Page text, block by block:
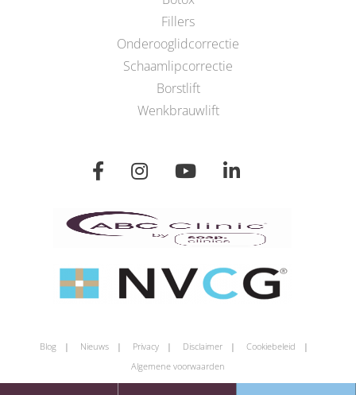
Fillers
Onderooglidcorrectie
Schaamlipcorrectie
Borstlift
Wenkbrauwlift
Blog Nieuws Privacy Disclaimer
Cookiebeleid
Algemene voorwaarden